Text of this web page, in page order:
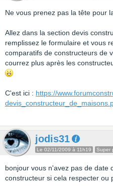
Ne vous prenez pas la tête pour
Allez dans la section devis
remplissez le formulaire et vous
comparatifs de constructeurs de
courrez plus après les
C'est ici : https://
jodis31
Le 02/11/2009 à 11h19 Super
bonjour vous n'avez pas de date
constructeur si cela respecter ou